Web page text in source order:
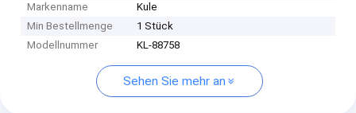
Markenname
Kule
Min Bestellmenge
1 Stück
Modellnummer
KL-88758
Sehen Sie mehr an